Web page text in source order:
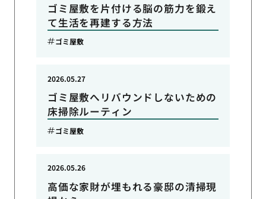
ゴミ屋敷を片付ける脳の筋力を鍛え
て生活を再建する方法
ゴミ屋敷
ゴミ屋敷へリバウンドしないための
床掃除ルーティン
2026.05.27
ゴミ屋敷
高価な家財が埋もれる豪邸の清掃現
2026.05.26